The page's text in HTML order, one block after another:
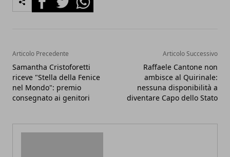
Articolo Precedente
Samantha Cristoforetti
riceve "Stella della Fenice
nel Mondo": premio
consegnato ai genitori
Articolo Successivo
Raffaele Cantone non
ambisce al Quirinale:
nessuna disponibilità a
diventare Capo dello Stato